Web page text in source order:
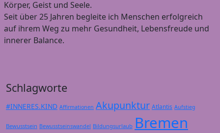
Körper, Geist und Seele.
Seit über 25 Jahren begleite ich Menschen erfolgreich
auf ihrem Weg zu mehr Gesundheit, Lebensfreude und
innerer Balance.
Schlagworte
#INNERES.KIND Affirmationen Akupunktur Atlantis Aufstieg
Bewusstsein Bewusstseinswandel Bildungsurlaub Bremen